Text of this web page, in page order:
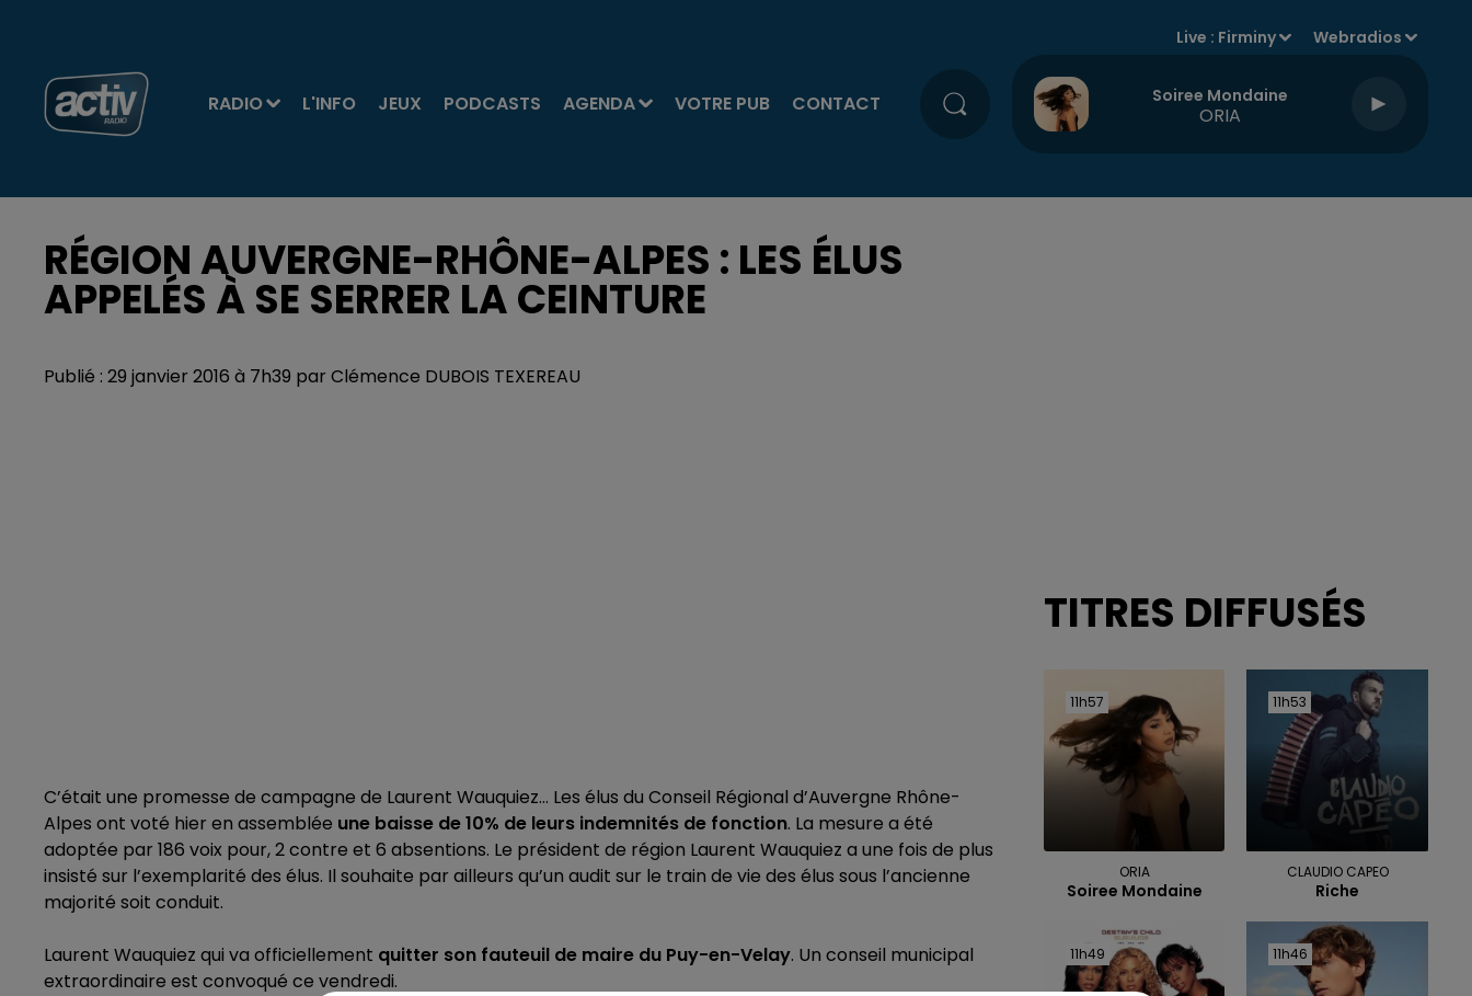
RADIO L'INFO JEUX PODCASTS AGENDA VOTRE PUB CONTACT
Live : Firminy Webradios
Soiree Mondaine
ORIA
RÉGION AUVERGNE-RHÔNE-ALPES : LES ÉLUS
APPELÉS À SE SERRER LA CEINTURE
Publié : 29 janvier 2016 à 7h39 par Clémence DUBOIS TEXEREAU
C’était une promesse de campagne de Laurent Wauquiez… Les élus du Conseil Régional d’Auvergne Rhône-
Alpes ont voté hier en assemblée une baisse de 10% de leurs indemnités de fonction. La mesure a été
adoptée par 186 voix pour, 2 contre et 6 absentions. Le président de région Laurent Wauquiez a une fois de plus
insisté sur l’exemplarité des élus. Il souhaite par ailleurs qu’un audit sur le train de vie des élus sous l’ancienne
majorité soit conduit.
Laurent Wauquiez qui va officiellement quitter son fauteuil de maire du Puy-en-Velay. Un conseil municipal
extraordinaire est convoqué ce vendredi.
TITRES DIFFUSÉS
11h57
11h57
ORIA
Soiree Mondaine
11h53
11h53
CLAUDIO CAPEO
Riche
11h49
11h49 11h46
11h46